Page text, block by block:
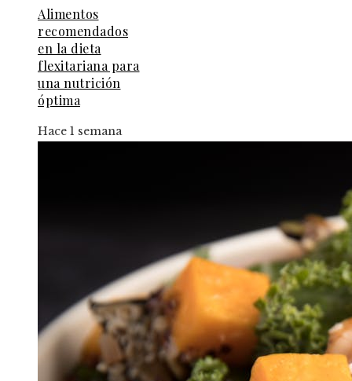
Alimentos
recomendados
en la dieta
flexitariana para
una nutrición
óptima
Hace 1 semana